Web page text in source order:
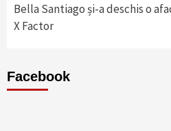
Bella Santiago și-a deschis o
X Factor
Facebook